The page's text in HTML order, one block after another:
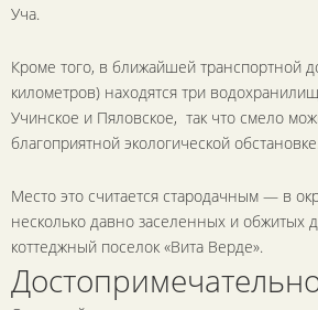
Уча.
Кроме того, в ближайшей транспортной
километров) находятся три
Учинское и Пяловское, так что смело
благоприятной экологической
Место это считается стародачным — в
несколько давно заселенных и обжитых
коттеджный поселок «Вита Верде».